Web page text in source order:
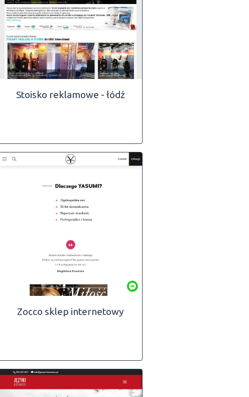
Stoisko reklamowe - łódź
Zocco sklep internetowy